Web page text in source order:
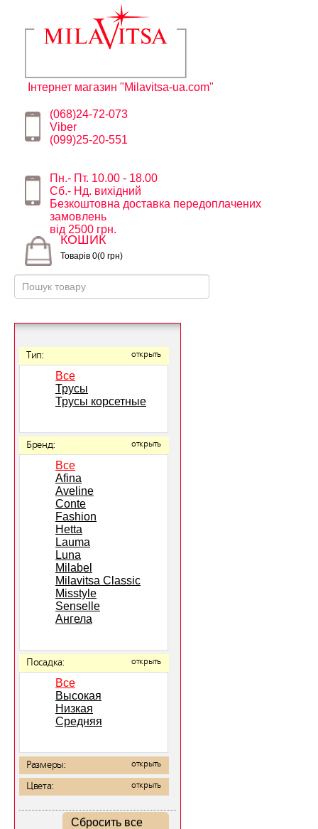
Інтернет магазин "Milavitsa-ua.com"
(068)24-72-073
Viber
(099)25-20-551
Пн.- Пт. 10.00 - 18.00
Сб.- Нд. вихідний
Безкоштовна доставка передоплачених
замовлень
від 2500 грн.
КОШИК
Товарів 0(0 грн)
Тип: открыть
Все
Трусы
Трусы корсетные
Бренд: открыть
Все
Afina
Aveline
Conte
Fashion
Hetta
Lauma
Luna
Milabel
Milavitsa Classic
Misstyle
Senselle
Ангела
Посадка: открыть
Все
Высокая
Низкая
Средняя
Размеры: открыть
Цвета: открыть
Сбросить все